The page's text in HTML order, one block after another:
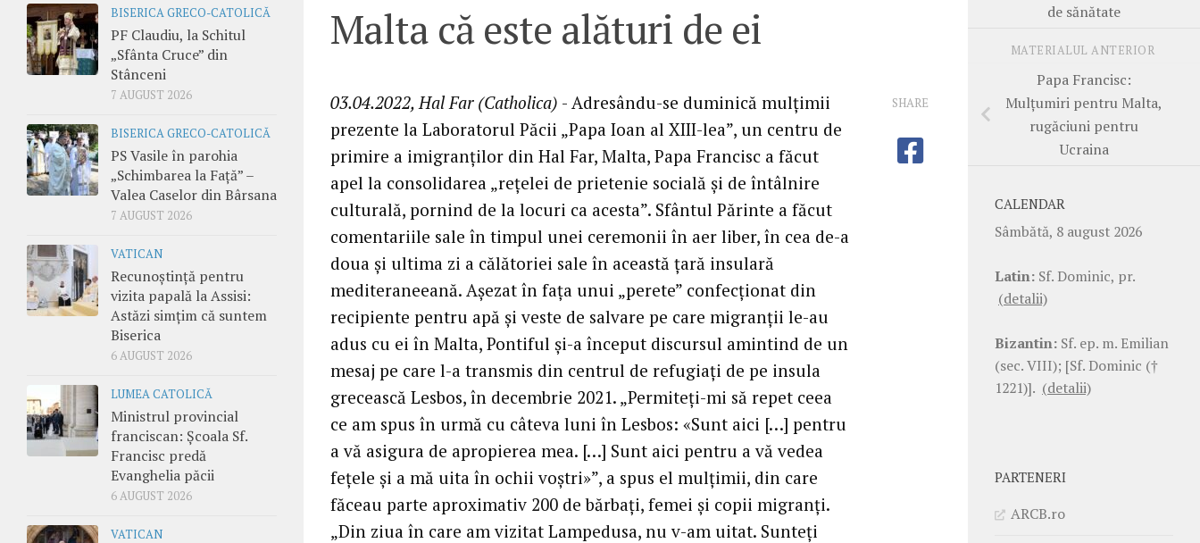
Malta că este alături de ei
03.04.2022, Hal Far (Catholica) - Adresându-se duminică mulțimii
prezente la Laboratorul Păcii „Papa Ioan al XIII-lea”, un centru de
primire a imigranților din Hal Far, Malta, Papa Francisc a făcut
apel la consolidarea „rețelei de prietenie socială și de întâlnire
culturală, pornind de la locuri ca acesta”. Sfântul Părinte a făcut
comentariile sale în timpul unei ceremonii în aer liber, în cea de-a
doua și ultima zi a călătoriei sale în această țară insulară
mediteraneeană. Așezat în fața unui „perete” confecționat din
recipiente pentru apă și veste de salvare pe care migranții le-au
adus cu ei în Malta, Pontiful și-a început discursul amintind de un
mesaj pe care l-a transmis din centrul de refugiați de pe insula
grecească Lesbos, în decembrie 2021. „Permiteți-mi să repet ceea
ce am spus în urmă cu câteva luni în Lesbos: «Sunt aici […] pentru
a vă asigura de apropierea mea. […] Sunt aici pentru a vă vedea
fețele și a mă uita în ochii voștri»”, a spus el mulțimii, din care
făceau parte aproximativ 200 de bărbați, femei și copii migranți.
„Din ziua în care am vizitat Lampedusa, nu v-am uitat. Sunteți
SHARE
BISERICA GRECO-CATOLICĂ
PF Claudiu, la Schitul
„Sfânta Cruce” din
Stânceni
7 AUGUST 2026
BISERICA GRECO-CATOLICĂ
PS Vasile în parohia
„Schimbarea la Față” –
Valea Caselor din Bârsana
7 AUGUST 2026
VATICAN
Recunoștință pentru
vizita papală la Assisi:
Astăzi simțim că suntem
Biserica
6 AUGUST 2026
LUMEA CATOLICĂ
Ministrul provincial
franciscan: Școala Sf.
Francisc predă
Evanghelia păcii
6 AUGUST 2026
VATICAN
de sănătate
MATERIALUL ANTERIOR
Papa Francisc:
Mulțumiri pentru Malta,
rugăciuni pentru
Ucraina
CALENDAR
Sâmbătă, 8 august 2026
Latin: Sf. Dominic, pr.
(detalii)
Bizantin: Sf. ep. m. Emilian
(sec. VIII); [Sf. Dominic (†
1221)]. (detalii)
PARTENERI
ARCB.ro